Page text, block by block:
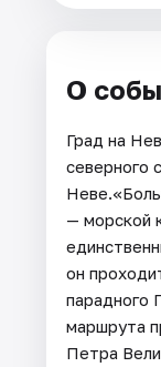
О
Град на
северного
— морской
он
парадного
маршрута
Петра